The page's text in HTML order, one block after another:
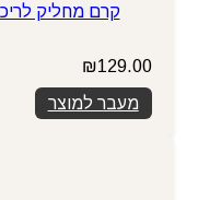
קרם מחליק לריכוך
₪129.00
מעבר למוצר